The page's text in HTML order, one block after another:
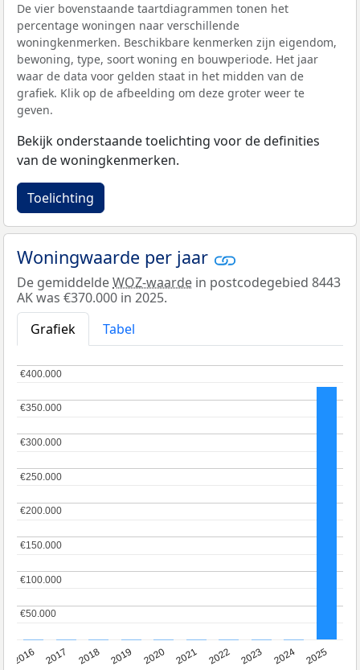
De vier bovenstaande taartdiagrammen tonen het
percentage woningen naar verschillende
woningkenmerken. Beschikbare kenmerken zijn eigendom,
bewoning, type, soort woning en bouwperiode. Het jaar
waar de data voor gelden staat in het midden van de
grafiek. Klik op de afbeelding om deze groter weer te
geven.
Bekijk onderstaande toelichting voor de definities
van de woningkenmerken.
Toelichting
Woningwaarde per jaar
De gemiddeldeWOZ-waarde in postcodegebied 8443
AK was €370.000 in 2025.
Grafiek
Tabel
2016 2017 2018 2019 2020 2021 2022 2023 2024 2025
€50.000
€50.000
€100.000
€100.000
€150.000
€150.000
€200.000
€200.000
€250.000
€250.000
€300.000
€300.000
€350.000
€350.000
€400.000
€400.000